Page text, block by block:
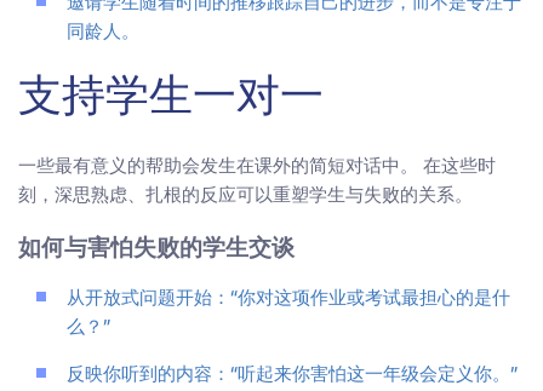
邀请学生随着时间的推移跟踪自己的进步，而不是专注于
同龄人。
支持学生一对一
一些最有意义的帮助会发生在课外的简短对话中。 在这些时
刻，深思熟虑、扎根的反应可以重塑学生与失败的关系。
如何与害怕失败的学生交谈
从开放式问题开始：“你对这项作业或考试最担心的是什
么？”
反映你听到的内容：“听起来你害怕这一年级会定义你。”